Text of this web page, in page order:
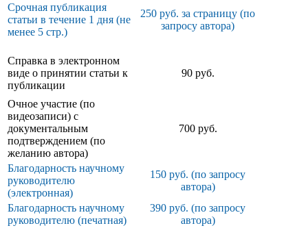
Срочная публикация
статьи в течение 1 дня (не
менее 5 стр.)
250 руб. за страницу (по
запросу автора)
Справка в электронном
виде о принятии статьи к
публикации
90 руб.
Очное участие (по
видеозаписи) с
документальным
подтверждением (по
желанию автора)
700 руб.
Благодарность научному
руководителю
(электронная)
150 руб. (по запросу
автора)
Благодарность научному
руководителю (печатная)
390 руб. (по запросу
автора)